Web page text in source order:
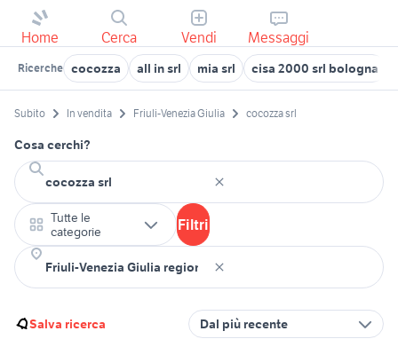
Home Cerca Vendi Messaggi
Ricerche cocozza all in srl mia srl cisa 2000 srl bologna
Subito In vendita Friuli-Venezia Giulia cocozza srl
Cosa cerchi?
Tutte le
categorie
Filtri
Salva ricerca Dal più recente